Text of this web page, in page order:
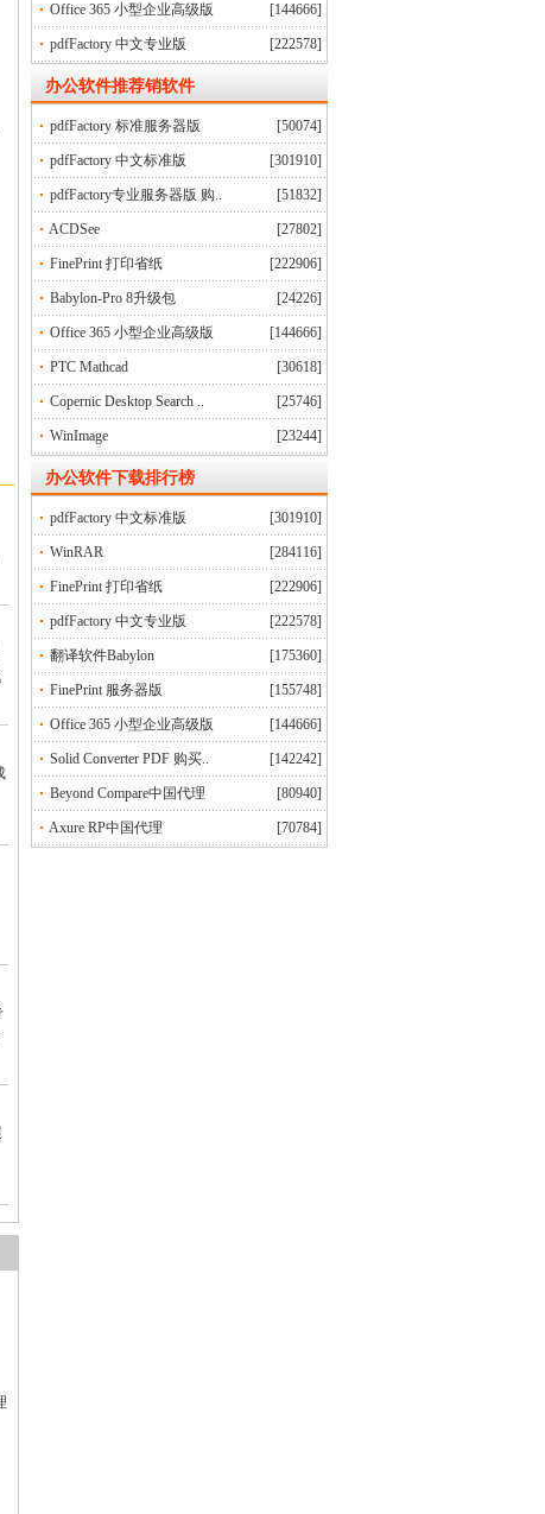
Office 365 小型企业高级版 [144666]
pdfFactory 中文专业版 [222578]
办公软件推荐销软件
pdfFactory 标准服务器版 [50074]
pdfFactory 中文标准版 [301910]
pdfFactory专业服务器版 购.. [51832]
ACDSee [27802]
FinePrint 打印省纸 [222906]
Babylon-Pro 8升级包 [24226]
Office 365 小型企业高级版 [144666]
PTC Mathcad [30618]
Copernic Desktop Search .. [25746]
WinImage [23244]
办公软件下载排行榜
pdfFactory 中文标准版 [301910]
WinRAR [284116]
FinePrint 打印省纸 [222906]
pdfFactory 中文专业版 [222578]
翻译软件Babylon [175360]
FinePrint 服务器版 [155748]
Office 365 小型企业高级版 [144666]
Solid Converter PDF 购买.. [142242]
Beyond Compare中国代理 [80940]
Axure RP中国代理 [70784]